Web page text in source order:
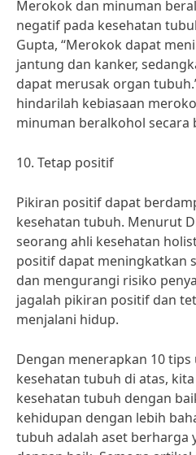
Merokok dan minuman
negatif pada kesehatan
Gupta, “Merokok dapat
jantung dan kanker,
dapat merusak organ
hindarilah kebiasaan
minuman beralkohol secara
10. Tetap positif
Pikiran positif dapat
kesehatan tubuh. Menurut
seorang ahli kesehatan
positif dapat meningkatkan
dan mengurangi risiko
jagalah pikiran positif dan
menjalani hidup.
Dengan menerapkan 10
kesehatan tubuh di atas,
kesehatan tubuh dengan
kehidupan dengan lebih
tubuh adalah aset berharga